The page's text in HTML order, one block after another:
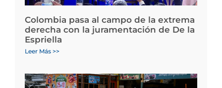
Colombia pasa al campo de la extrema
derecha con la juramentación de De la
Espriella
Leer Más >>